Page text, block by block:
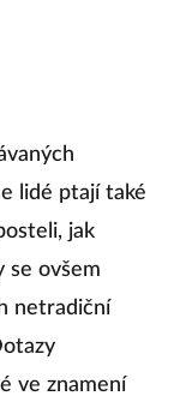
lidé ptají také
jak
se ovšem
netradiční
ve znamení